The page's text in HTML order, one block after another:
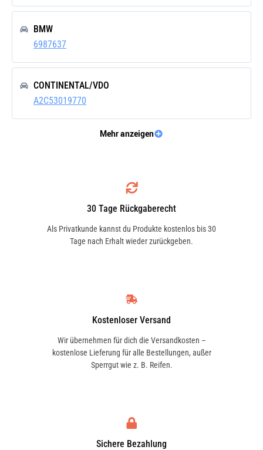
BMW
6987637
CONTINENTAL/VDO
A2C53019770
406204003011
Mehr anzeigen
30 Tage Rückgaberecht
Als Privatkunde kannst du Produkte kostenlos bis 30
Tage nach Erhalt wieder zurückgeben.
Kostenloser Versand
Wir übernehmen für dich die Versandkosten –
kostenlose Lieferung für alle Bestellungen, außer
Sperrgut wie z. B. Reifen.
Sichere Bezahlung